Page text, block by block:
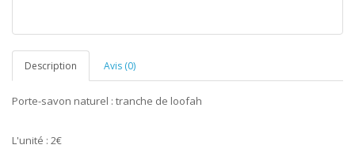
Description Avis (0)
Porte-savon naturel : tranche de loofah
L'unité : 2€